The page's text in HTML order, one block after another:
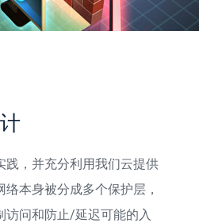
践，并充分利用我们云提供
本身被分成多个保护层，
访问和防止/延迟可能的入